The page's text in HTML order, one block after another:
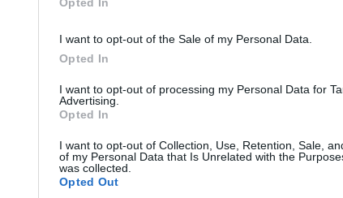
I want to opt-out of the Sale of my Personal Data.
Opted In
I want to opt-out of processing my Personal Data for
Advertising.
Opted In
I want to opt-out of Collection, Use, Retention, Sale,
of my Personal Data that Is Unrelated with the
was collected.
Opted Out